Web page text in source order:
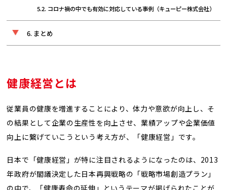
コロナ禍の中でも有効に対応している事例（キューピー株式会社）
まとめ
健康経営とは
従業員の健康を増進することにより、体力や意欲が向上し、そ
の結果として企業の生産性を向上させ、業績アップや企業価値
向上に繋げていこうという考え方が、「健康経営」です。
日本で「健康経営」が特に注目されるようになったのは、2013
年政府が閣議決定した日本再興戦略の「戦略市場創造プラン」
の中で、「健康寿命の延伸」というテーマが掲げられたことが